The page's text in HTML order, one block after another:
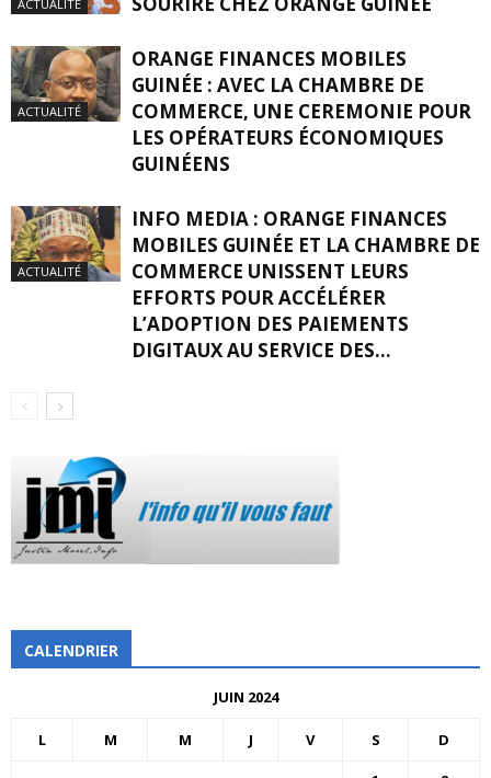
ACTUALITÉ
ACTUALITÉ
ORANGE FINANCES MOBILES
GUINÉE : AVEC LA CHAMBRE DE
COMMERCE, UNE CEREMONIE POUR
LES OPÉRATEURS ÉCONOMIQUES
GUINÉENS
ACTUALITÉ
INFO MEDIA : ORANGE FINANCES
MOBILES GUINÉE ET LA CHAMBRE DE
COMMERCE UNISSENT LEURS
EFFORTS POUR ACCÉLÉRER
L’ADOPTION DES PAIEMENTS
DIGITAUX AU SERVICE DES...
CALENDRIER
JUIN 2024
L M M J V S D